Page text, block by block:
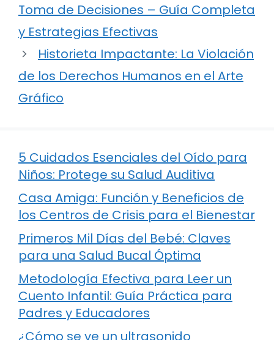
Toma de Decisiones – Guía Completa
y Estrategias Efectivas
Historieta Impactante: La Violación
de los Derechos Humanos en el Arte
Gráfico
5 Cuidados Esenciales del Oído para
Niños: Protege su Salud Auditiva
Casa Amiga: Función y Beneficios de
los Centros de Crisis para el Bienestar
Primeros Mil Días del Bebé: Claves
para una Salud Bucal Óptima
Metodología Efectiva para Leer un
Cuento Infantil: Guía Práctica para
Padres y Educadores
¿Cómo se ve un ultrasonido